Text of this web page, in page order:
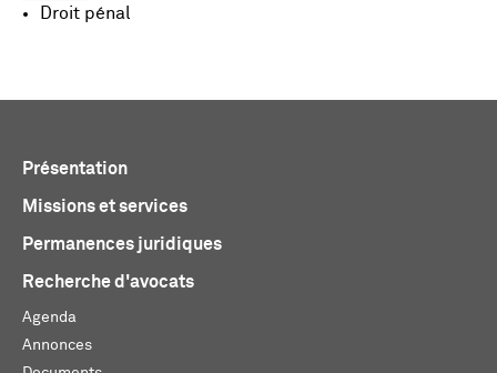
Droit pénal
Présentation
Missions et services
Permanences juridiques
Recherche d'avocats
Agenda
Annonces